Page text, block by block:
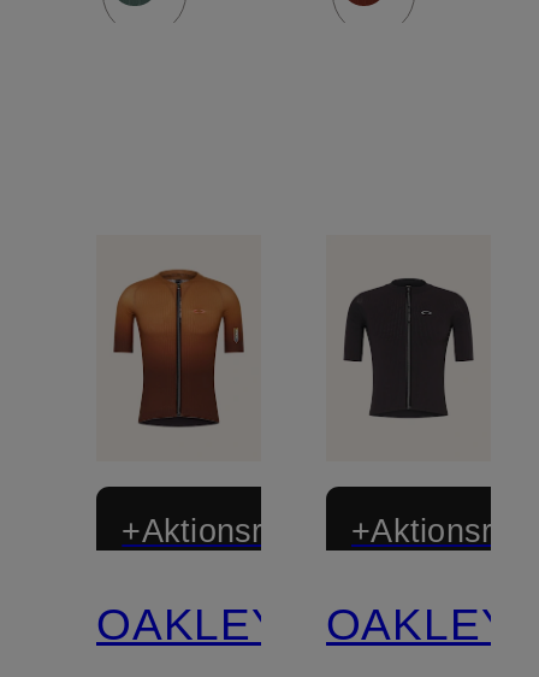
+Aktionsrabatt
Limitiert
OAKLEY
Limitiert
OAKLEY